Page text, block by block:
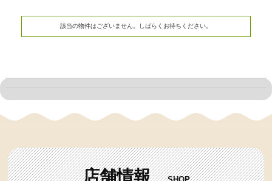
該当の物件はございません。しばらくお待ちください。
店舗情報